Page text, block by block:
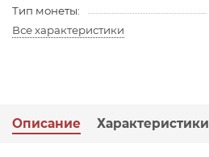
Тип монеты:
Все характеристики
Описание Характеристики